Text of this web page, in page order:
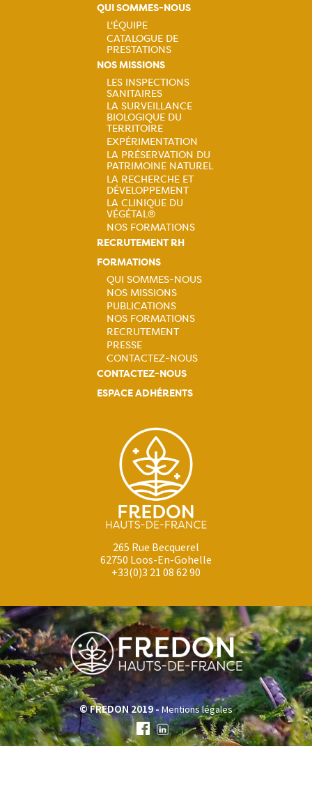
QUI SOMMES-NOUS
Navigation
principale
L'ÉQUIPE
CATALOGUE DE
PRESTATIONS
NOS MISSIONS
Navigation
principale
LES INSPECTIONS
SANITAIRES
LA SURVEILLANCE
BIOLOGIQUE DU
TERRITOIRE
EXPÉRIMENTATION
LA PRÉSERVATION DU
PATRIMOINE NATUREL
LA RECHERCHE ET
DÉVELOPPEMENT
LA CLINIQUE DU
VÉGÉTAL®
NOS FORMATIONS
RECRUTEMENT RH
FORMATIONS
Navigation
principale
QUI SOMMES-NOUS
NOS MISSIONS
PUBLICATIONS
NOS FORMATIONS
RECRUTEMENT
PRESSE
CONTACTEZ-NOUS
CONTACTEZ-NOUS
ESPACE ADHÉRENTS
265 Rue Becquerel
62750 Loos-En-Gohelle
+33(0)3 21 08 62 90
© FREDON 2019 -Mentions légales